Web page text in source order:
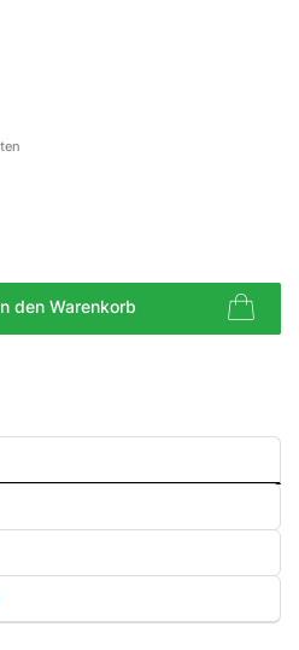
den Warenkorb